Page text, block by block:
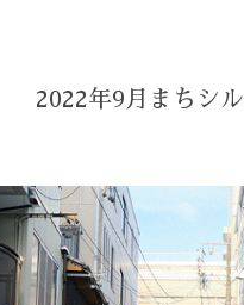
2022年9月まちシル